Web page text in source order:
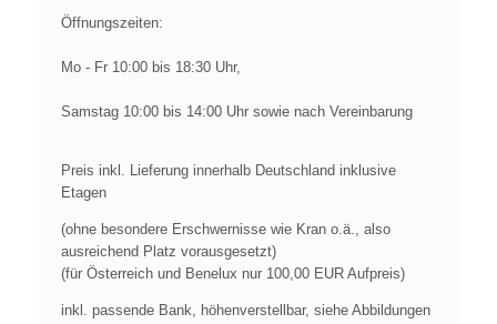
Öffnungszeiten:
Mo - Fr 10:00 bis 18:30 Uhr,
Samstag 10:00 bis 14:00 Uhr sowie nach Vereinbarung
Preis inkl. Lieferung innerhalb Deutschland inklusive
Etagen
(ohne besondere Erschwernisse wie Kran o.ä., also
ausreichend Platz vorausgesetzt)
(für Österreich und Benelux nur 100,00 EUR Aufpreis)
inkl. passende Bank, höhenverstellbar, siehe Abbildungen